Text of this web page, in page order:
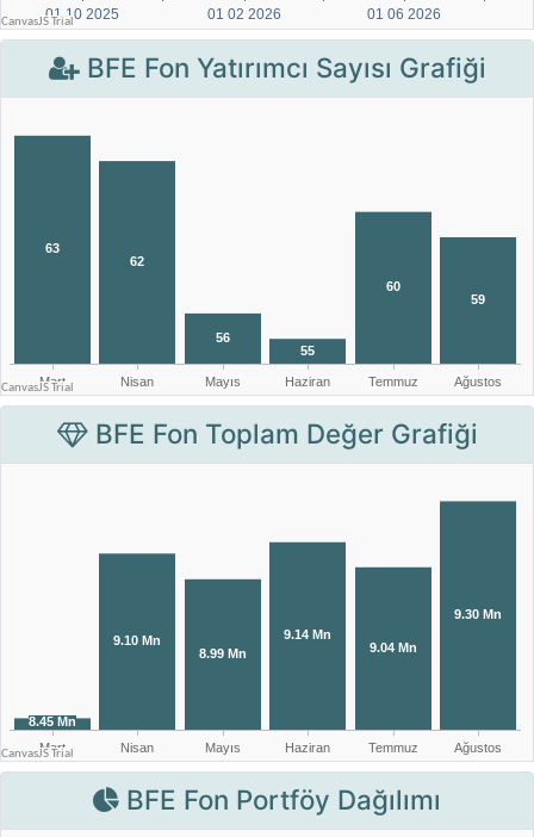
BFE Fon Yatırımcı Sayısı Grafiği
BFE Fon Toplam Değer Grafiği
BFE Fon Portföy Dağılımı